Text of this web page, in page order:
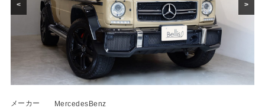
< >
メーカー
MercedesBenz